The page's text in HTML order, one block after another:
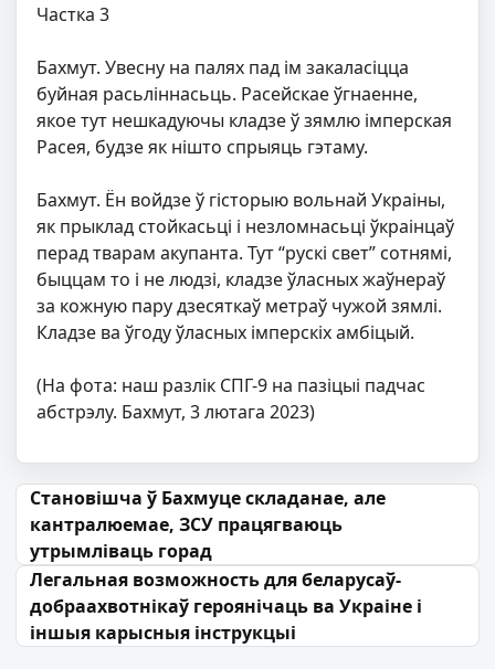
Частка 3
Бахмут. Увесну на палях пад ім закаласіцца
буйная расьліннасьць. Расейскае ўгнаенне,
якое тут нешкадуючы кладзе ў зямлю імперская
Расея, будзе як нішто спрыяць гэтаму.
Бахмут. Ён войдзе ў гісторыю вольнай Украіны,
як прыклад стойкасьці і незломнасьці ўкраінцаў
перад тварам акупанта. Тут “рускі свет” сотнямі,
быццам то і не людзі, кладзе ўласных жаўнераў
за кожную пару дзесяткаў метраў чужой зямлі.
Кладзе ва ўгоду ўласных імперскіх амбіцый.
(На фота: наш разлік СПГ-9 на пазіцыі падчас
абстрэлу. Бахмут, 3 лютага 2023)
Навігацыя па запісах
Становішча ў Бахмуце складанае, але
кантралюемае, ЗСУ працягваюць
утрымліваць горад
Легальная возможность для беларусаў-
добраахвотнікаў героянічаць ва Украіне і
іншыя карысныя інструкцыі